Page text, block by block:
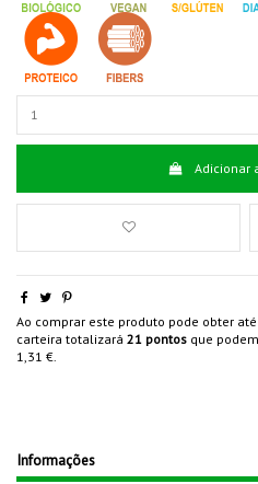
Adicionar
Ao comprar este produto pode obter até
carteira totalizará 21 pontos que
1,31 €.
Informações